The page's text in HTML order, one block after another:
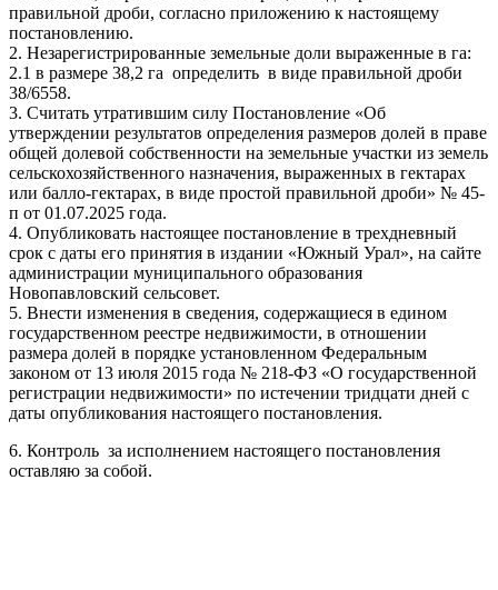
правильной дроби, согласно приложению к настоящему
постановлению.
2. Незарегистрированные земельные доли выраженные в га:
2.1 в размере 38,2 га определить в виде правильной дроби
38/6558.
3. Считать утратившим силу Постановление «Об
утверждении результатов определения размеров долей в праве
общей долевой собственности на земельные участки из земель
сельскохозяйственного назначения, выраженных в гектарах
или балло-гектарах, в виде простой правильной дроби» № 45-
п от 01.07.2025 года.
4. Опубликовать настоящее постановление в трехдневный
срок с даты его принятия в издании «Южный Урал», на сайте
администрации муниципального образования
Новопавловский сельсовет.
5. Внести изменения в сведения, содержащиеся в едином
государственном реестре недвижимости, в отношении
размера долей в порядке установленном Федеральным
законом от 13 июля 2015 года № 218-ФЗ «О государственной
регистрации недвижимости» по истечении тридцати дней с
даты опубликования настоящего постановления.
6. Контроль за исполнением настоящего постановления
оставляю за собой.